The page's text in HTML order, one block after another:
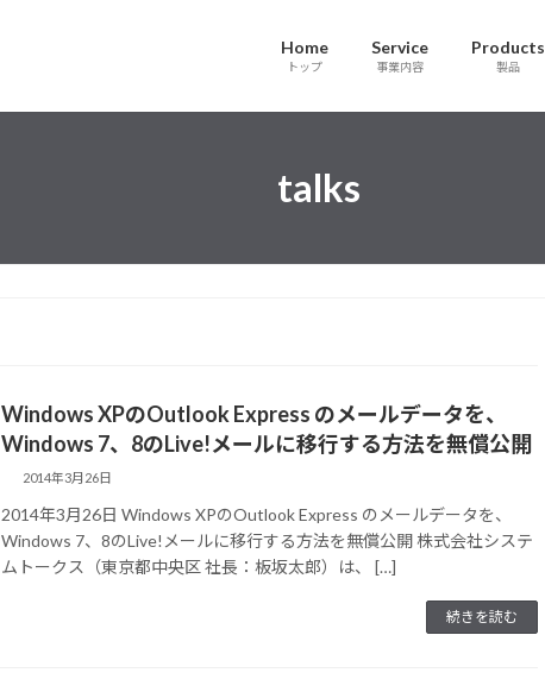
Home
トップ
Service
事業内容
Products
製品
talks
Windows XPのOutlook Express のメールデータを、
Windows 7、8のLive!メールに移行する方法を無償公開
2014年3月26日
2014年3月26日 Windows XPのOutlook Express のメールデータを、
Windows 7、8のLive!メールに移行する方法を無償公開 株式会社システ
ムトークス（東京都中央区 社長：板坂太郎）は、 […]
続きを読む